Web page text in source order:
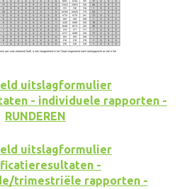
uitslagformulier
- individuele rapporten -
RUNDEREN
uitslagformulier
-
trimestriële rapporten -